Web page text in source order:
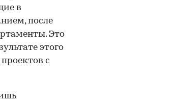
в
после
Это
этого
с